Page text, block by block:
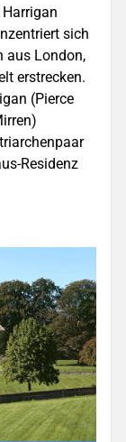
sich
aus London,
erstrecken.
(Pierce
Residenz